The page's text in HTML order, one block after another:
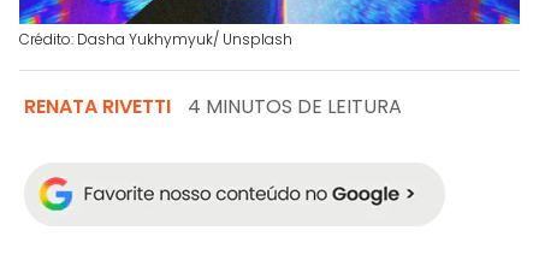
Crédito: Dasha Yukhymyuk/ Unsplash
RENATA RIVETTI 4 MINUTOS DE LEITURA